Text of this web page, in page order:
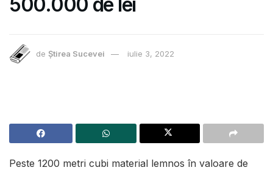
de Știrea Sucevei iulie 3, 2022
Peste 1200 metri cubi material lemnos în valoare de